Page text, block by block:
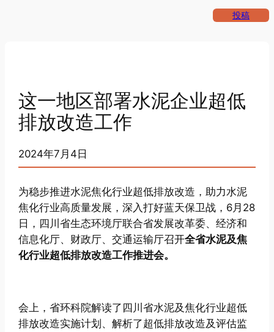
投稿
这一地区部署水泥企业超低
排放改造工作
2024年7月4日
为稳步推进水泥焦化行业超低排放改造，助力水泥
焦化行业高质量发展，深入打好蓝天保卫战，6月28
日，四川省生态环境厅联合省发展改革委、经济和
信息化厅、财政厅、交通运输厅召开全省水泥及焦
化行业超低排放改造工作推进会。
会上，省环科院解读了四川省水泥及焦化行业超低
排放改造实施计划、解析了超低排放改造及评估监